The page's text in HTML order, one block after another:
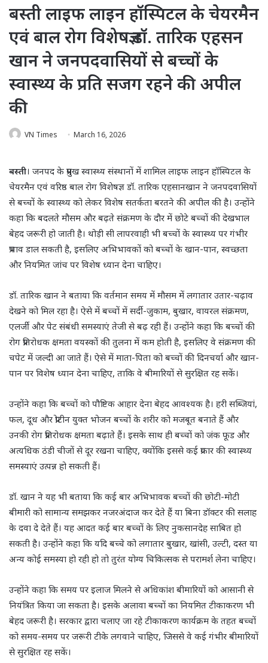
बस्ती लाइफ लाइन हॉस्पिटल के चेयरमैन
एवं बाल रोग विशेषज्ञ डॉ. तारिक एहसन
खान ने जनपदवासियों से बच्चों के
स्वास्थ्य के प्रति सजग रहने की अपील
की
VN Times March 16, 2026
बस्ती। जनपद के प्रमुख स्वास्थ्य संस्थानों में शामिल लाइफ लाइन हॉस्पिटल के
चेयरमैन एवं वरिष्ठ बाल रोग विशेषज्ञ डॉ. तारिक एहसानखान ने जनपदवासियों
से बच्चों के स्वास्थ्य को लेकर विशेष सतर्कता बरतने की अपील की है। उन्होंने
कहा कि बदलते मौसम और बढ़ते संक्रमण के दौर में छोटे बच्चों की देखभाल
बेहद जरूरी हो जाती है। थोड़ी सी लापरवाही भी बच्चों के स्वास्थ्य पर गंभीर
प्रभाव डाल सकती है, इसलिए अभिभावकों को बच्चों के खान-पान, स्वच्छता
और नियमित जांच पर विशेष ध्यान देना चाहिए।
डॉ. तारिक खान ने बताया कि वर्तमान समय में मौसम में लगातार उतार-चढ़ाव
देखने को मिल रहा है। ऐसे में बच्चों में सर्दी-जुकाम, बुखार, वायरल संक्रमण,
एलर्जी और पेट संबंधी समस्याएं तेजी से बढ़ रही हैं। उन्होंने कहा कि बच्चों की
रोग प्रतिरोधक क्षमता वयस्कों की तुलना में कम होती है, इसलिए वे संक्रमण की
चपेट में जल्दी आ जाते हैं। ऐसे में माता-पिता को बच्चों की दिनचर्या और खान-
पान पर विशेष ध्यान देना चाहिए, ताकि वे बीमारियों से सुरक्षित रह सकें।
उन्होंने कहा कि बच्चों को पौष्टिक आहार देना बेहद आवश्यक है। हरी सब्जियां,
फल, दूध और प्रोटीन युक्त भोजन बच्चों के शरीर को मजबूत बनाते हैं और
उनकी रोग प्रतिरोधक क्षमता बढ़ाते हैं। इसके साथ ही बच्चों को जंक फूड और
अत्यधिक ठंडी चीजों से दूर रखना चाहिए, क्योंकि इससे कई प्रकार की स्वास्थ्य
समस्याएं उत्पन्न हो सकती हैं।
डॉ. खान ने यह भी बताया कि कई बार अभिभावक बच्चों की छोटी-मोटी
बीमारी को सामान्य समझकर नजरअंदाज कर देते हैं या बिना डॉक्टर की सलाह
के दवा दे देते हैं। यह आदत कई बार बच्चों के लिए नुकसानदेह साबित हो
सकती है। उन्होंने कहा कि यदि बच्चे को लगातार बुखार, खांसी, उल्टी, दस्त या
अन्य कोई समस्या हो रही हो तो तुरंत योग्य चिकित्सक से परामर्श लेना चाहिए।
उन्होंने कहा कि समय पर इलाज मिलने से अधिकांश बीमारियों को आसानी से
नियंत्रित किया जा सकता है। इसके अलावा बच्चों का नियमित टीकाकरण भी
बेहद जरूरी है। सरकार द्वारा चलाए जा रहे टीकाकरण कार्यक्रम के तहत बच्चों
को समय-समय पर जरूरी टीके लगवाने चाहिए, जिससे वे कई गंभीर बीमारियों
से सुरक्षित रह सकें।